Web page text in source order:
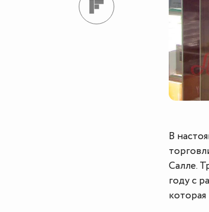
В
Салле.
году с
которая